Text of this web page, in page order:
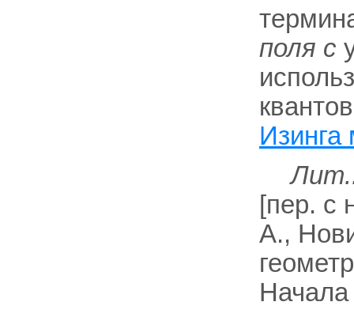
поля с
Изинга
[пер. с
А.,
Начала